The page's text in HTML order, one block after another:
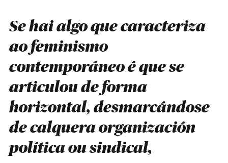
Se hai algo que caracteriza
ao feminismo
contemporáneo é que se
articulou de forma
horizontal, desmarcándose
de calquera organización
política ou sindical,